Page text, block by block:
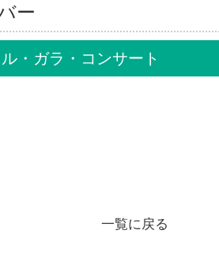
ー
・ガラ・コンサート
一覧に戻る